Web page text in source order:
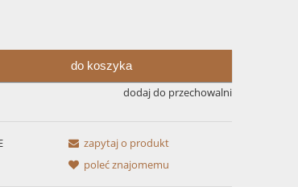
do koszyka
dodaj do przechowalni
zapytaj o produkt
poleć znajomemu